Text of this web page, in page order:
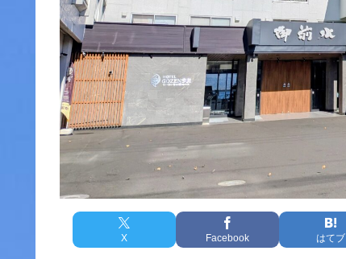
X Facebook はてブ